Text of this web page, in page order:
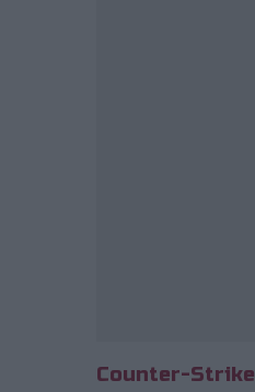
Counter-Strike